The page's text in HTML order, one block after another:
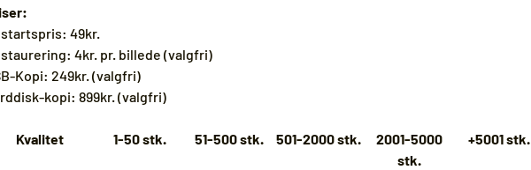
49kr.
4kr. pr. billede (valgfri)
Kopi: 249kr. (valgfri)
kopi: 899kr. (valgfri)
Kvalitet 1-50 stk. 51-500 stk. 501-2000 stk.
2001-5000
stk.
+5001 stk.